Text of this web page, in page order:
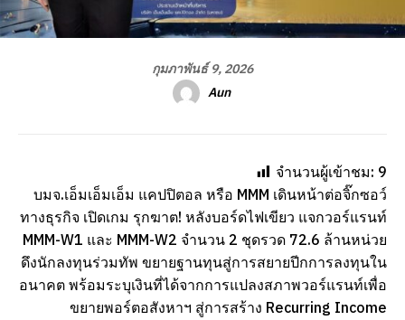
กุมภาพันธ์ 9, 2026
Aun
จำนวนผู้เข้าชม: 9
บมจ.เอ็มเอ็มเอ็ม แคปปิตอล หรือ MMM เดินหน้าต่อจิ๊กซอว์
ทางธุรกิจ เปิดเกม รุกฆาต! หลังบอร์ดไฟเขียว แจกวอร์แรนท์
MMM-W1 และ MMM-W2 จำนวน 2 ชุดรวด 72.6 ล้านหน่วย
ดึงนักลงทุนร่วมทัพ ขยายฐานทุนสู่การสยายปีกการลงทุนใน
อนาคต พร้อมระบุเงินที่ได้จากการแปลงสภาพวอร์แรนท์เพื่อ
ขยายพอร์ตอสังหาฯ สู่การสร้าง Recurring Income